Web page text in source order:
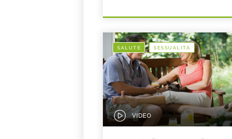
SALUTE SESSUALITÀ
VIDEO